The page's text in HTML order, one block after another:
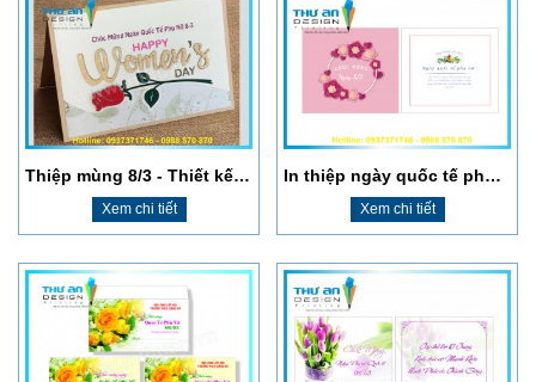
Thiệp mùng 8/3 - Thiết kế free
Xem chi tiết
In thiệp ngày quốc tế phụ nữ 8/3
Xem chi tiết